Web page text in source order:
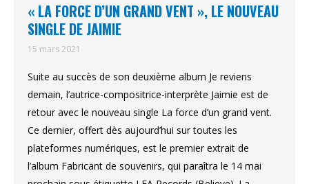
« LA FORCE D’UN GRAND VENT », LE NOUVEAU
SINGLE DE JAIMIE
15 mars 2021
Suite au succès de son deuxième album Je reviens
demain, l’autrice-compositrice-interprète Jaimie est de
retour avec le nouveau single La force d’un grand vent.
Ce dernier, offert dès aujourd’hui sur toutes les
plateformes numériques, est le premier extrait de
l’album Fabricant de souvenirs, qui paraîtra le 14 mai